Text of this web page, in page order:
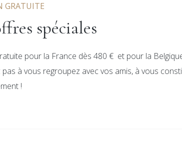
GRATUITE
spéciales
pour la France dès 480 € et pour la
pas à vous regroupez avec vos amis, à vous
!